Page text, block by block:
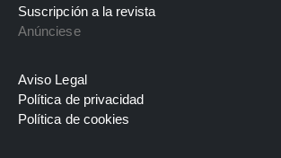
Suscripción a la revista
Anúnciese
Aviso Legal
Política de privacidad
Política de cookies